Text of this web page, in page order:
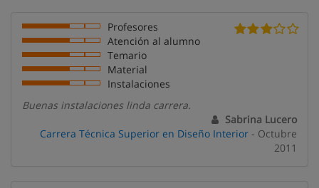
Profesores
Atención al alumno
Temario
Material
Instalaciones
Buenas instalaciones linda carrera.
Sabrina Lucero
Carrera Técnica Superior en Diseño Interior - Octubre
2011